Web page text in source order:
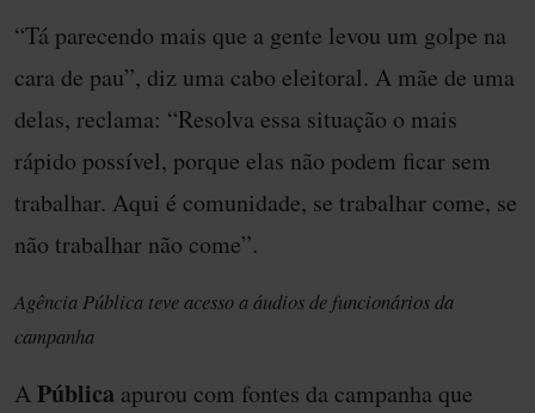
“Tá parecendo mais que a gente levou um golpe na
cara de pau”, diz uma cabo eleitoral. A mãe de uma
delas, reclama: “Resolva essa situação o mais
rápido possível, porque elas não podem ficar sem
trabalhar. Aqui é comunidade, se trabalhar come, se
não trabalhar não come”.
Agência Pública teve acesso a áudios de funcionários da
campanha
A Pública apurou com fontes da campanha que